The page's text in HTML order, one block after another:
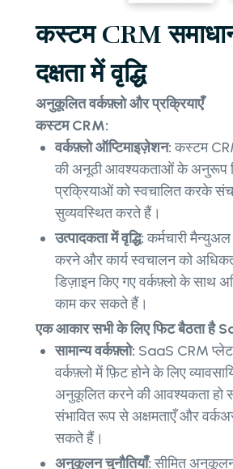
कस्टम CRM
दक्षता में वृद्धि
अनुकूलित वर्कफ़्लो और प्रक्रियाएँ
कस्टम CRM:
वर्कफ़्लो ऑप्टिमाइज़ेशन:कस्टम
की अनूठी आवश्यकताओं के अनुरूप
प्रक्रियाओं को स्वचालित करके
सुव्यवस्थित करते हैं।
उत्पादकता में वृद्धि:कर्मचारी
करने और कार्य स्वचालन को
डिज़ाइन किए गए वर्कफ़्लो के साथ
काम कर सकते हैं।
एक आकार सभी के लिए फिट बैठता है
सामान्य वर्कफ़्लो: SaaS CRM
वर्कफ़्लो में फ़िट होने के लिए
अनुकूलित करने की आवश्यकता हो
संभावित रूप से अक्षमताएँ और
सकते हैं।
अनुकूलन चुनौतियाँ:सीमित